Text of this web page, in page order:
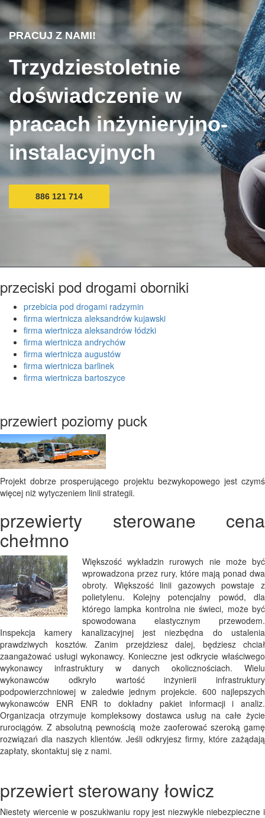
PRACUJ Z NAMI!
Trzydziestoletnie
doświadczenie w
pracach inżynieryjno-
instalacyjnych
886 121 714
przeciski pod drogami oborniki
przebicia pod drogami radzymin
firma wiertnicza aleksandrów kujawski
firma wiertnicza aleksandrów łódzki
firma wiertnicza andrychów
firma wiertnicza augustów
firma wiertnicza barlinek
firma wiertnicza bartoszyce
przewiert poziomy puck
Projekt dobrze prosperującego projektu bezwykopowego jest czymś
więcej niż wytyczeniem linii strategii.
przewierty sterowane cena
chełmno
Większość wykładzin rurowych nie może być
wprowadzona przez rury, które mają ponad dwa
obroty. Większość linii gazowych powstaje z
polietylenu. Kolejny potencjalny powód, dla
którego lampka kontrolna nie świeci, może być
spowodowana elastycznym przewodem.
Inspekcja kamery kanalizacyjnej jest niezbędna do ustalenia
prawdziwych kosztów. Zanim przejdziesz dalej, będziesz chciał
zaangażować usługi wykonawcy. Konieczne jest odkrycie właściwego
wykonawcy infrastruktury w danych okolicznościach. Wielu
wykonawców odkryło wartość inżynierii infrastruktury
podpowierzchniowej w zaledwie jednym projekcie. 600 najlepszych
wykonawców ENR ENR to dokładny pakiet informacji i analiz.
Organizacja otrzymuje kompleksowy dostawca usług na całe życie
rurociągów. Z absolutną pewnością może zaoferować szeroką gamę
rozwiązań dla naszych klientów. Jeśli odkryjesz firmy, które zażądają
zapłaty, skontaktuj się z nami.
przewiert sterowany łowicz
Niestety wiercenie w poszukiwaniu ropy jest niezwykle niebezpieczne i